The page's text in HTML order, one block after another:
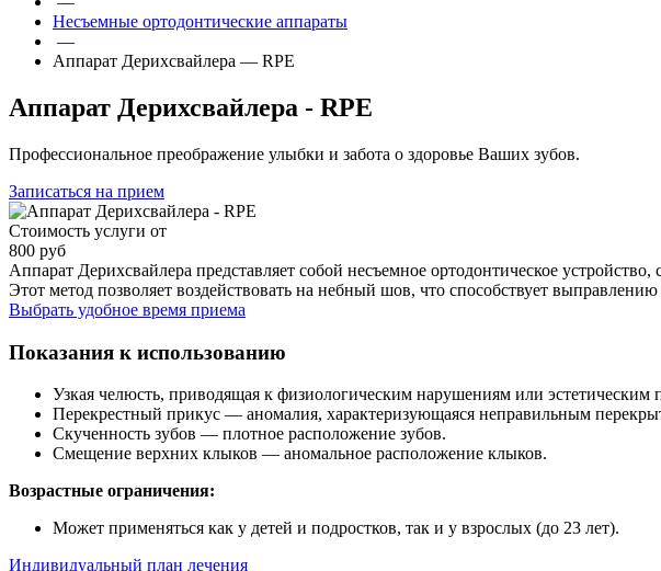
Несъемные ортодонтические аппараты
—
Аппарат Дерихсвайлера — RPE
Аппарат Дерихсвайлера - RPE
Профессиональное преображение улыбки и забота о здоровье Ваших зубов.
Записаться на прием
Стоимость услуги от
800 руб
Аппарат Дерихсвайлера представляет собой несъемное ортодонтическое
Этот метод позволяет воздействовать на небный шов, что способствует
Выбрать удобное время приема
Показания к использованию
Узкая челюсть, приводящая к физиологическим нарушениям или эстетическим
Перекрестный прикус — аномалия, характеризующаяся неправильным
Скученность зубов — плотное расположение зубов.
Смещение верхних клыков — аномальное расположение клыков.
Возрастные ограничения:
Может применяться как у детей и подростков, так и у взрослых (до 23 лет).
Индивидуальный план лечения